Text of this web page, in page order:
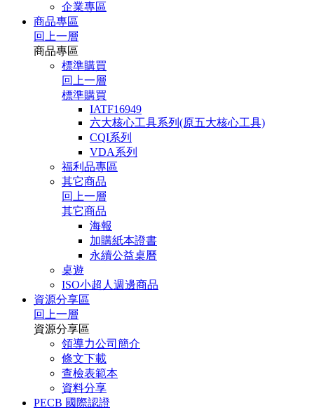
企業專區
商品專區
回上一層
商品專區
標準購買
回上一層
標準購買
IATF16949
六大核心工具系列(原五大核心工具)
CQI系列
VDA系列
福利品專區
其它商品
回上一層
其它商品
海報
加購紙本證書
永續公益桌曆
桌遊
ISO小超人週邊商品
資源分享區
回上一層
資源分享區
領導力公司簡介
條文下載
查檢表範本
資料分享
PECB 國際認證